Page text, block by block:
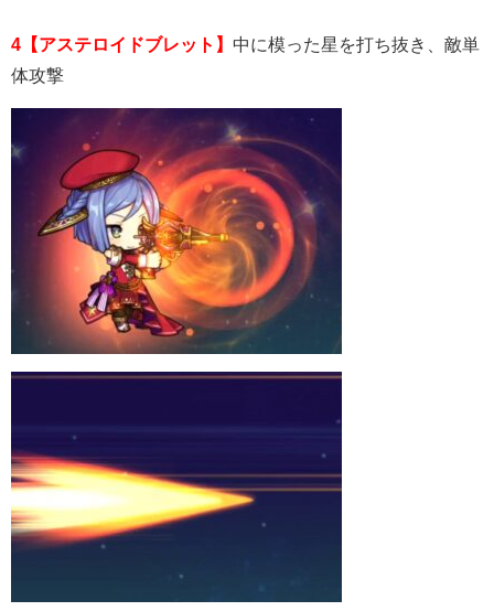
4【アステロイドブレット】 中に模った星を打ち抜き、敵単
体攻撃